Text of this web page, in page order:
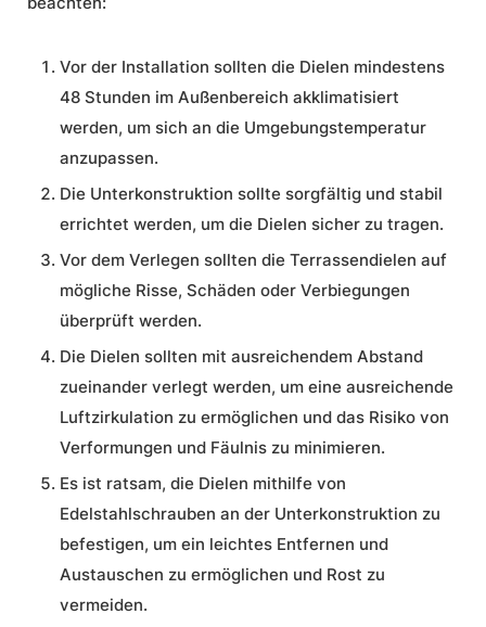
Vor der Installation sollten die Dielen mindestens
48 Stunden im Außenbereich akklimatisiert
werden, um sich an die Umgebungstemperatur
anzupassen.
Die Unterkonstruktion sollte sorgfältig und stabil
errichtet werden, um die Dielen sicher zu tragen.
Vor dem Verlegen sollten die Terrassendielen auf
mögliche Risse, Schäden oder Verbiegungen
überprüft werden.
Die Dielen sollten mit ausreichendem Abstand
zueinander verlegt werden, um eine ausreichende
Luftzirkulation zu ermöglichen und das Risiko von
Verformungen und Fäulnis zu minimieren.
Es ist ratsam, die Dielen mithilfe von
Edelstahlschrauben an der Unterkonstruktion zu
befestigen, um ein leichtes Entfernen und
Austauschen zu ermöglichen und Rost zu
vermeiden.